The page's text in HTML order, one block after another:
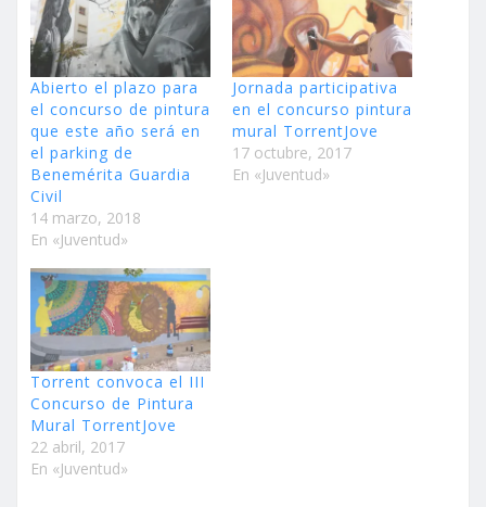
Abierto el plazo para
el concurso de pintura
que este año será en
el parking de
Benemérita Guardia
Civil
14 marzo, 2018
En «Juventud»
Jornada participativa
en el concurso pintura
mural TorrentJove
17 octubre, 2017
En «Juventud»
Torrent convoca el III
Concurso de Pintura
Mural TorrentJove
22 abril, 2017
En «Juventud»